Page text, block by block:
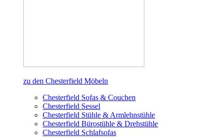
zu den Chesterfield Möbeln
Chesterfield Sofas & Couchen
Chesterfield Sessel
Chesterfield Stühle & Armlehnstühle
Chesterfield Bürostühle & Drehstühle
Chesterfield Schlafsofas